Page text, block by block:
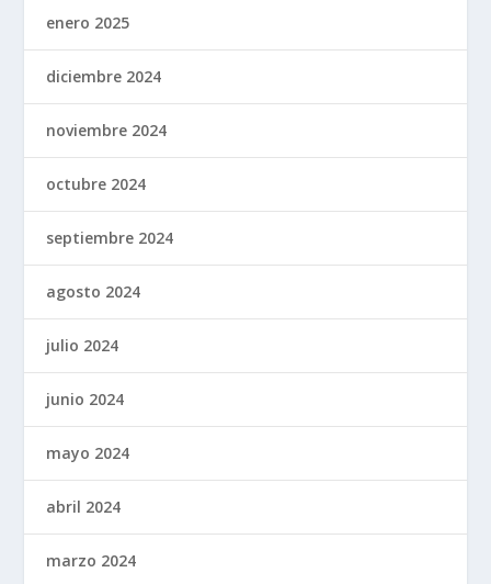
enero 2025
diciembre 2024
noviembre 2024
octubre 2024
septiembre 2024
agosto 2024
julio 2024
junio 2024
mayo 2024
abril 2024
marzo 2024